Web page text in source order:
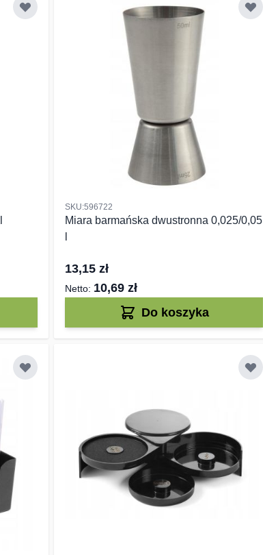
SKU:596722
Miara barmańska dwustronna 0,025/0,05
13,15 zł
10,69 zł
Do koszyka